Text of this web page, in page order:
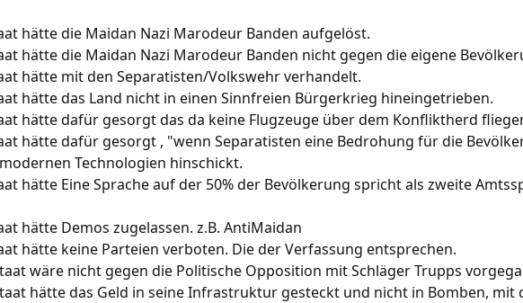
hätte die Maidan Nazi Marodeur Banden aufgelöst.
hätte die Maidan Nazi Marodeur Banden nicht gegen die eigene
hätte mit den Separatisten/Volkswehr verhandelt.
hätte das Land nicht in einen Sinnfreien Bürgerkrieg hineingetrieben.
hätte dafür gesorgt das da keine Flugzeuge über dem Konfliktherd
hätte dafür gesorgt , "wenn Separatisten eine Bedrohung für die
Technologien hinschickt.
hätte Eine Sprache auf der 50% der Bevölkerung spricht als zweite
hätte Demos zugelassen. z.B. AntiMaidan
hätte keine Parteien verboten. Die der Verfassung entsprechen.
wäre nicht gegen die Politische Opposition mit Schläger Trupps
hätte das Geld in seine Infrastruktur gesteckt und nicht in Bomben,